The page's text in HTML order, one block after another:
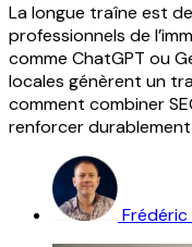
La longue traîne est
professionnels de
comme ChatGPT ou
locales génèrent un
comment combiner
renforcer